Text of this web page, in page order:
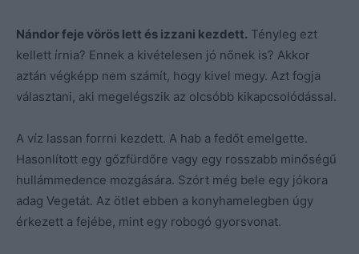
Nándor feje vörös lett és izzani kezdett. Tényleg ezt
kellett írnia? Ennek a kivételesen jó nőnek is? Akkor
aztán végképp nem számít, hogy kivel megy. Azt fogja
választani, aki megelégszik az olcsóbb kikapcsolódással.
A víz lassan forrni kezdett. A hab a fedőt emelgette.
Hasonlított egy gőzfürdőre vagy egy rosszabb minőségű
hullámmedence mozgására. Szórt még bele egy jókora
adag Vegetát. Az ötlet ebben a konyhamelegben úgy
érkezett a fejébe, mint egy robogó gyorsvonat.